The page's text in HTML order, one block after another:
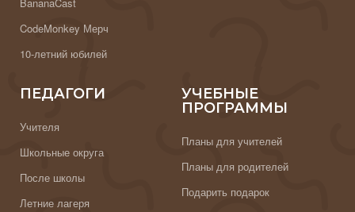
CodeMonkey Мерч
10-летний юбилей
ПЕДАГОГИ
Учителя
Школьные округа
После школы
Летние лагеря
УЧЕБНЫЕ
ПРОГРАММЫ
Планы для учителей
Планы для родителей
Подарить подарок